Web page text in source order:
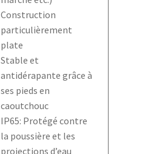
Construction
particulièrement
plate
Stable et
antidérapante grâce à
ses pieds en
caoutchouc
IP65: Protégé contre
la poussière et les
projections d’eau